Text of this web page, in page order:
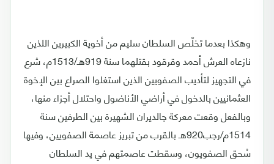
وهكذا بعدما تخلّص السلطان سليم من أخوية الكبيرين اللذين
نازعاه العرش أحمد وقرقود بقتلهما سنة 919هـ/1513م، شرع
في التجهيز لتأديب الصفويين الذين استغلوا الصراع بين الإخوة
العثمانيين بالدخول في أراضي الأناضول واحتلال أجزاء منها،
وبالفعل وقعت معركة جالديران الشهيرة بين الطرفين سنة
1514م/رجب920هـ بالقرب من تبريز عاصمة الصفويين، وفيها
سُحق الصفويون، وسقطت عاصمتهم في يد السلطان